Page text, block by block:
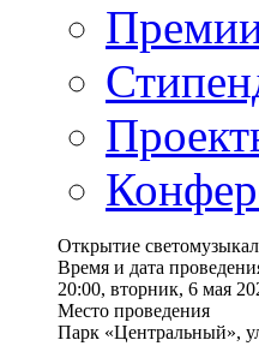
Открытие
Время и дата
20:00, вторник, 6 мая
Место проведения
Парк «Центральный»,